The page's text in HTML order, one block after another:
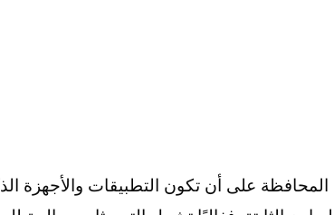
على أن تكون التطبيقات والأجهزة